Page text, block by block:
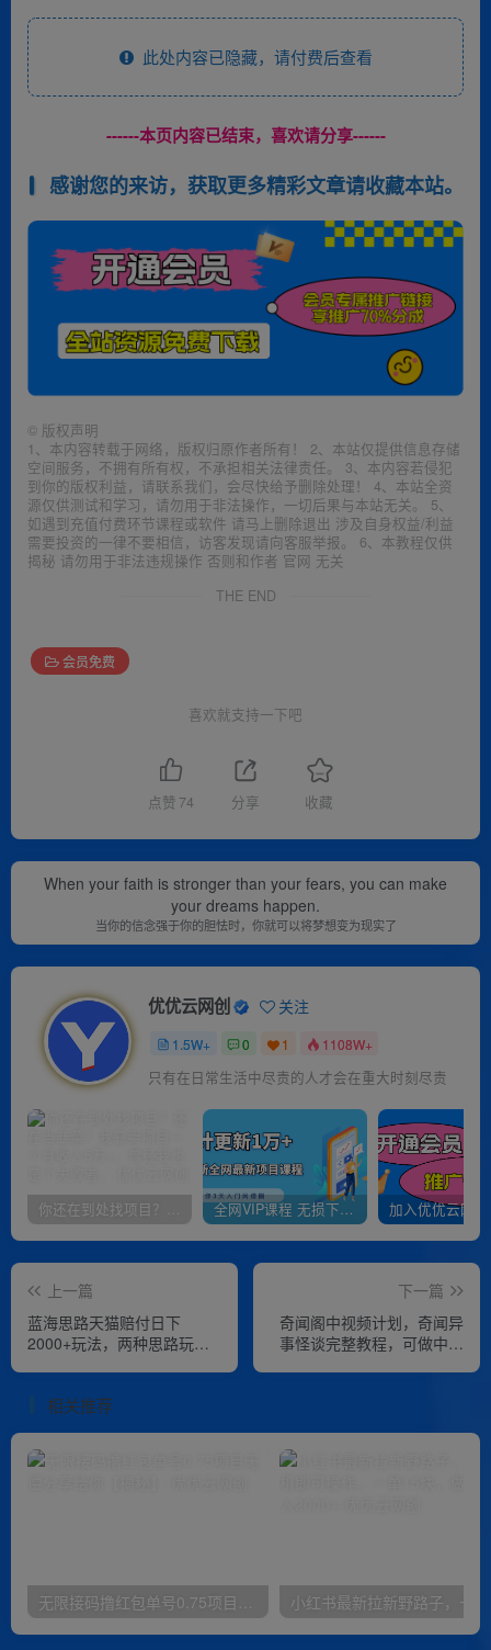
此处内容已隐藏，请付费后查看
------本页内容已结束，喜欢请分享------
感谢您的来访，获取更多精彩文章请收藏本站。
© 版权声明
1、本内容转载于网络，版权归原作者所有！ 2、本站仅提供信息存储
空间服务，不拥有所有权，不承担相关法律责任。 3、本内容若侵犯
到你的版权利益，请联系我们，会尽快给予删除处理！ 4、本站全资
源仅供测试和学习，请勿用于非法操作，一切后果与本站无关。 5、
如遇到充值付费环节课程或软件 请马上删除退出 涉及自身权益/利益
需要投资的一律不要相信，访客发现请向客服举报。 6、本教程仅供
揭秘 请勿用于非法违规操作 否则和作者 官网 无关
THE END
会员免费
喜欢就支持一下吧
点赞 74 分享 收藏
When your faith is stronger than your fears, you can make
your dreams happen.
当你的信念强于你的胆怯时，你就可以将梦想变为现实了
优优云网创 关注
1.5W+ 0 1 1108W+
只有在日常生活中尽责的人才会在重大时刻尽责
你还在到处找项目？还在当韭菜？我靠卖项目一个月收入5万+，曾经我也是个失败者。 全网VIP课程 无损下载~
上一篇
蓝海思路天猫赔付日下
2000+玩法，两种思路玩
下一篇
奇闻阁中视频计划，奇闻异
事怪谈完整教程，可做中视
相关推荐
无限接码撸红包单号0.75项目无偿分享给你【揭秘】